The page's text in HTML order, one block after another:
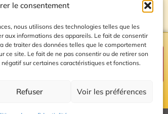
le consentement
nous utilisons des technologies telles que les
aux informations des appareils. Le fait de consentir
de traiter des données telles que le comportement
ce site. Le fait de ne pas consentir ou de retirer son
sur certaines caractéristiques et fonctions.
Refuser Voir les préférences